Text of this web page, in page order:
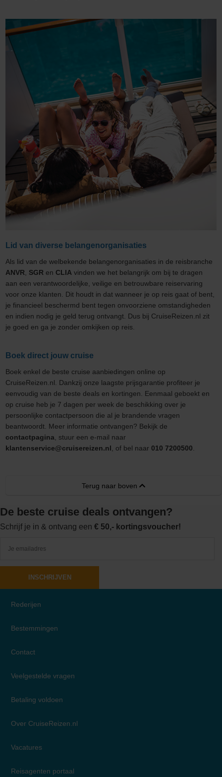
Lid van diverse belangenorganisaties
Als lid van de welbekende belangenorganisaties in de reisbranche
ANVR
SGR en CLIA vinden we het belangrijk om bij te dragen
aan een verantwoordelijke, veilige en betrouwbare reiservaring
voor onze klanten. Dit houdt in dat wanneer je op reis gaat of bent,
je financieel beschermd bent tegen onvoorziene omstandigheden
en indien nodig je geld terug ontvangt. Dus bij CruiseReizen.nl zit
je goed en ga je zonder omkijken op reis.
Boek direct jouw cruise
Boek enkel de beste cruise aanbiedingen online op
CruiseReizen.nl. Dankzij onze laagste prijsgarantie profiteer je
eenvoudig van de beste deals en kortingen. Eenmaal geboekt en
op cruise heb je 7 dagen per week de beschikking over je
persoonlijke contactpersoon die al je brandende vragen
beantwoordt. Meer informatie ontvangen? Bekijk de
contactpagina , stuur een e-mail naar
klantenservice@cruisereizen.nl , of bel naar 010 7200500
Terug naar boven
De beste cruise deals ontvangen?
Schrijf je in & ontvang een € 50,- kortingsvoucher!
INSCHRIJVEN
Rederijen
Bestemmingen
Contact
Veelgestelde vragen
Betaling voldoen
Over CruiseReizen.nl
Vacatures
Reisagenten portaal